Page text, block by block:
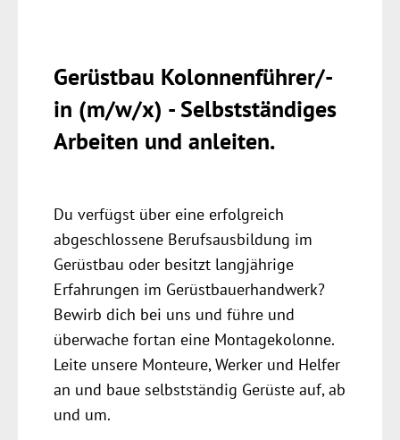
Gerüstbau Kolonnenführer/-
in (m/w/x) - Selbstständiges
Arbeiten und anleiten.
Du verfügst über eine erfolgreich
abgeschlossene Berufsausbildung im
Gerüstbau oder besitzt langjährige
Erfahrungen im Gerüstbauerhandwerk?
Bewirb dich bei uns und führe und
überwache fortan eine Montagekolonne.
Leite unsere Monteure, Werker und Helfer
an und baue selbstständig Gerüste auf, ab
und um.